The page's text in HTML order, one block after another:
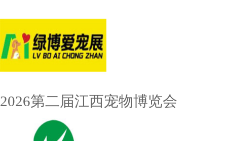
2026第二届江西宠物博览会